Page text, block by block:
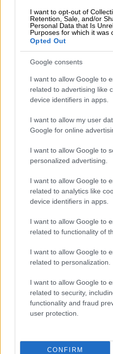
I want to opt-out of
Retention, Sale, and/or
Personal Data that Is
Purposes for which it was
Opted Out
Google consents
I want to allow Google to
related to advertising like
device identifiers in apps.
I want to allow my user
Google for online
I want to allow Google to
personalized advertising.
I want to allow Google to
related to analytics like
device identifiers in apps.
I want to allow Google to
related to functionality of
I want to allow Google to
related to personalization.
I want to allow Google to
related to security,
functionality and fraud
user protection.
CONFIRM
Κωστής
χειρουργική
Ο Υπουργός
χολοκυστεκτομή, στο